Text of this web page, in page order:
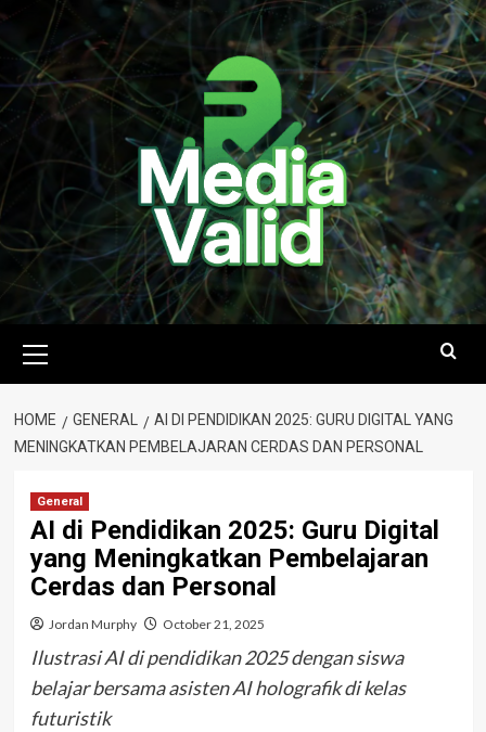
Skip
content
Menu
HOME GENERAL
AI DI PENDIDIKAN 2025: GURU DIGITAL YANG
MENINGKATKAN PEMBELAJARAN CERDAS DAN PERSONAL
General
AI di Pendidikan 2025: Guru Digital
yang Meningkatkan Pembelajaran
Cerdas dan Personal
Jordan Murphy October 21, 2025
Ilustrasi AI di pendidikan 2025 dengan siswa
belajar bersama asisten AI holografik di kelas
futuristik